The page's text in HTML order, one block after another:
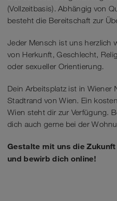
(Vollzeitbasis). Abhängig von
besteht die Bereitschaft zur
Jeder Mensch ist uns herzlich
von Herkunft, Geschlecht,
oder sexueller Orientierung.
Dein Arbeitsplatz ist in Wiener
Stadtrand von Wien. Ein
Wien steht dir zur Verfügung.
dich auch gerne bei der
Gestalte mit uns die Zukunft
und bewirb dich online!